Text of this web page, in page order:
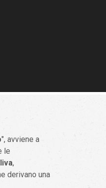
", avviene a
le
,
derivano una